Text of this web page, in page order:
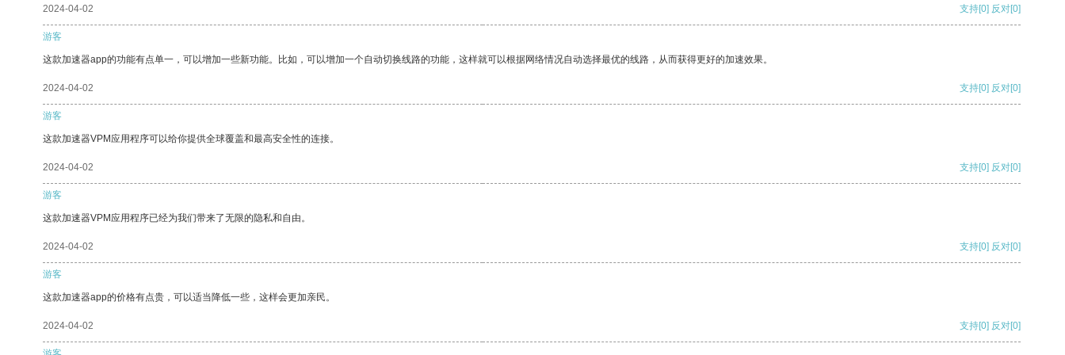
2024-04-02 支持[0] 反对[0]
游客
这款加速器app的功能有点单一，可以增加一些新功能。比如，可以增加一个自动切换线路的功能，这样就可以根据网络情况自动选择最优的线路，从而获得更好的加速效果。
2024-04-02 支持[0] 反对[0]
游客
这款加速器VPM应用程序可以给你提供全球覆盖和最高安全性的连接。
2024-04-02 支持[0] 反对[0]
游客
这款加速器VPM应用程序已经为我们带来了无限的隐私和自由。
2024-04-02 支持[0] 反对[0]
游客
这款加速器app的价格有点贵，可以适当降低一些，这样会更加亲民。
2024-04-02 支持[0] 反对[0]